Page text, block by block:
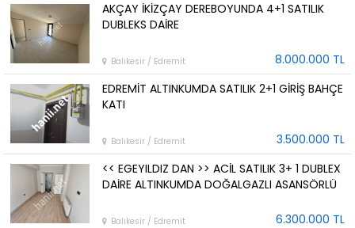
AKÇAY İKİZÇAY DEREBOYUNDA 4+1 SATILIK
DUBLEKS DAİRE
Balıkesir / Edremit
8.000.000 TL
EDREMİT ALTINKUMDA SATILIK 2+1 GİRİŞ BAHÇE
KATI
Balıkesir / Edremit
3.500.000 TL
<< EGEYILDIZ DAN >> ACİL SATILIK 3+ 1 DUBLEX
DAİRE ALTINKUMDA DOĞALGAZLI ASANSÖRLÜ
Balıkesir / Edremit 6.300.000 TL